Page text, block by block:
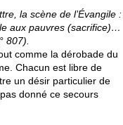
la scène de l’Évangile :
aux pauvres (sacrifice)…
807).
comme la dérobade du
Chacun est libre de
un désir particulier de
donné ce secours